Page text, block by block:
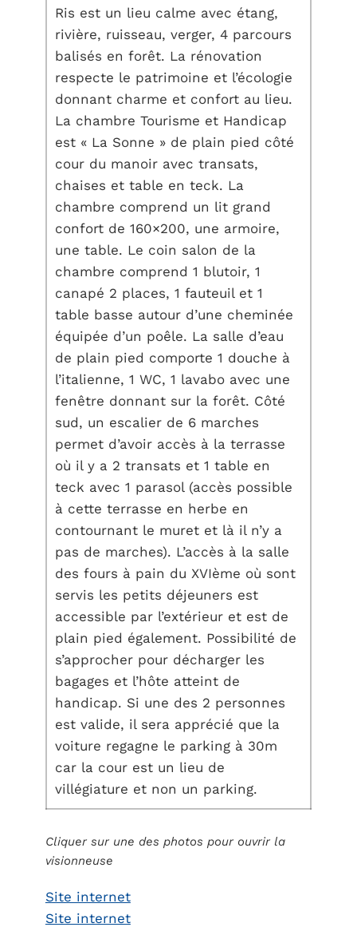
Ris est un lieu calme avec étang,
rivière, ruisseau, verger, 4 parcours
balisés en forêt. La rénovation
respecte le patrimoine et l’écologie
donnant charme et confort au lieu.
La chambre Tourisme et Handicap
est « La Sonne » de plain pied côté
cour du manoir avec transats,
chaises et table en teck. La
chambre comprend un lit grand
confort de 160×200, une armoire,
une table. Le coin salon de la
chambre comprend 1 blutoir, 1
canapé 2 places, 1 fauteuil et 1
table basse autour d’une cheminée
équipée d’un poêle. La salle d’eau
de plain pied comporte 1 douche à
l’italienne, 1 WC, 1 lavabo avec une
fenêtre donnant sur la forêt. Côté
sud, un escalier de 6 marches
permet d’avoir accès à la terrasse
où il y a 2 transats et 1 table en
teck avec 1 parasol (accès possible
à cette terrasse en herbe en
contournant le muret et là il n’y a
pas de marches). L’accès à la salle
des fours à pain du XVIème où sont
servis les petits déjeuners est
accessible par l’extérieur et est de
plain pied également. Possibilité de
s’approcher pour décharger les
bagages et l’hôte atteint de
handicap. Si une des 2 personnes
est valide, il sera apprécié que la
voiture regagne le parking à 30m
car la cour est un lieu de
villégiature et non un parking.
Cliquer sur une des photos pour ouvrir la
visionneuse
Site internet
Site internet